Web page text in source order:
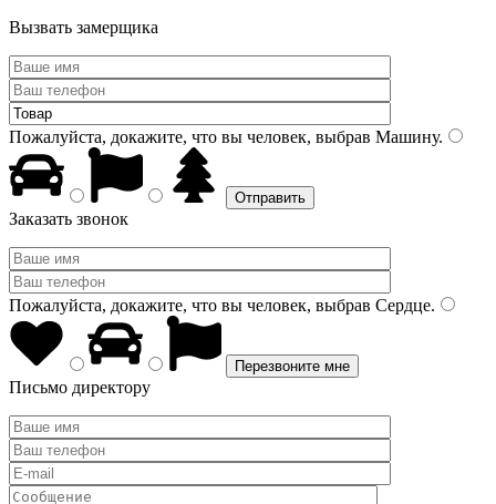
Вызвать замерщика
Пожалуйста, докажите, что вы человек, выбрав Машину.
Заказать звонок
Пожалуйста, докажите, что вы человек, выбрав Сердце.
Письмо директору